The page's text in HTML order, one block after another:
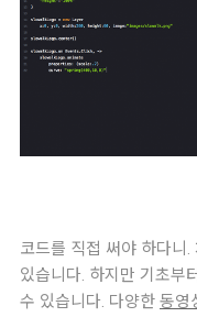
코드를 직접 써야 하다니
있습니다. 하지만 기초부
수 있습니다. 다양한 동영